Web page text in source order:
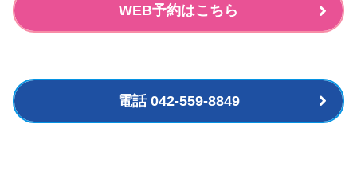
WEB予約はこちら
電話 042-559-8849